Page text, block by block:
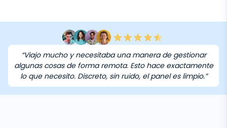
“Viajo mucho y necesitaba una manera de gestionar
algunas cosas de forma remota. Esto hace exactamente
lo que necesito. Discreto, sin ruido, el panel es limpio.”